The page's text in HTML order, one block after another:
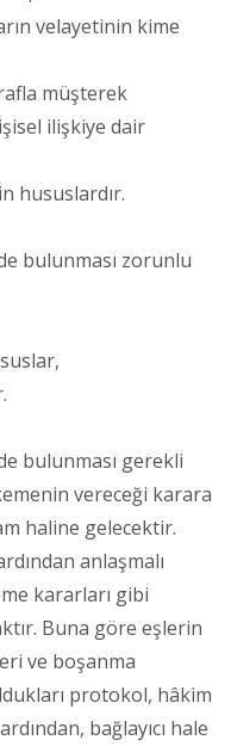
velayetinin kime
müşterek
ilişkiye dair
hususlardır.
bulunması zorunlu
bulunması gerekli
vereceği karara
haline gelecektir.
anlaşmalı
kararları gibi
Buna göre eşlerin
ve boşanma
protokol, hâkim
bağlayıcı hale